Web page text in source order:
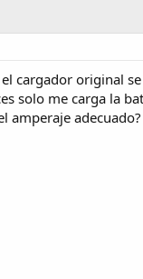
cargador original
solo me carga la